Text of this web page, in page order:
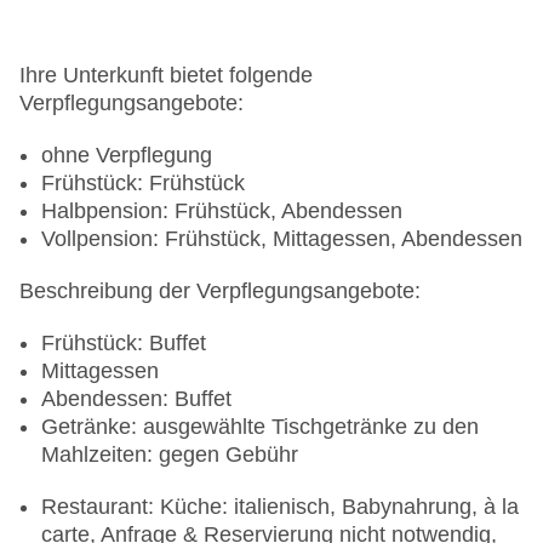
Ihre Unterkunft bietet folgende
Verpflegungsangebote:
ohne Verpflegung
Frühstück: Frühstück
Halbpension: Frühstück, Abendessen
Vollpension: Frühstück, Mittagessen, Abendessen
Beschreibung der Verpflegungsangebote:
Frühstück: Buffet
Mittagessen
Abendessen: Buffet
Getränke: ausgewählte Tischgetränke zu den
Mahlzeiten: gegen Gebühr
Restaurant: Küche: italienisch, Babynahrung, à la
carte, Anfrage & Reservierung nicht notwendig,